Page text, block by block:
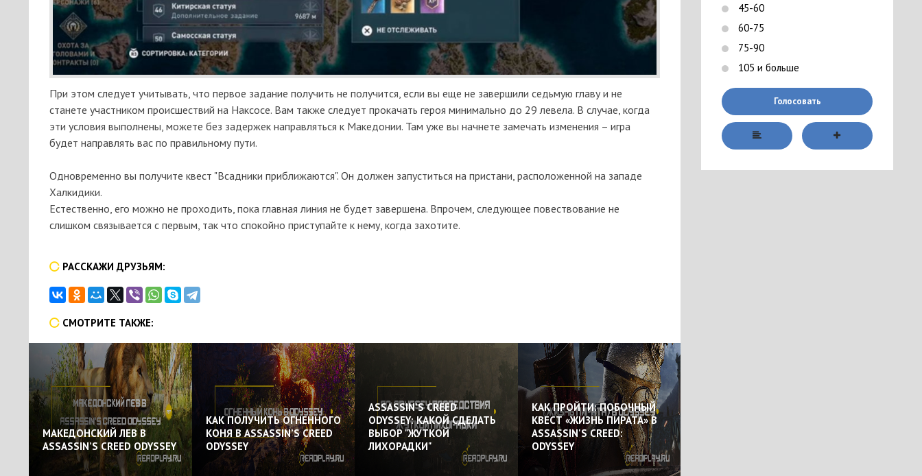
При этом следует учитывать, что первое задание получить не получится, если вы еще не завершили седьмую главу и не
станете участником происшествий на Наксосе. Вам также следует прокачать героя минимально до 29 левела. В случае, когда
эти условия выполнены, можете без задержек направляться к Македонии. Там уже вы начнете замечать изменения – игра
будет направлять вас по правильному пути.
Одновременно вы получите квест "Всадники приближаются". Он должен запуститься на пристани, расположенной на западе
Халкидики.
Естественно, его можно не проходить, пока главная линия не будет завершена. Впрочем, следующее повествование не
слишком связывается с первым, так что спокойно приступайте к нему, когда захотите.
РАССКАЖИ ДРУЗЬЯМ:
СМОТРИТЕ ТАКЖЕ:
МАКЕДОНСКИЙ ЛЕВ В
ASSASSIN’S CREED ODYSSEY
КАК ПОЛУЧИТЬ ОГНЕННОГО
КОНЯ В ASSASSIN’S CREED
ODYSSEY
ASSASSIN’S CREED
ODYSSEY: КАКОЙ СДЕЛАТЬ
ВЫБОР "ЖУТКОЙ
ЛИХОРАДКИ"
КАК ПРОЙТИ: ПОБОЧНЫЙ
КВЕСТ «ЖИЗНЬ ПИРАТА» В
ASSASSIN'S CREED:
ODYSSEY
45-60
60-75
75-90
105 и больше
Голосовать